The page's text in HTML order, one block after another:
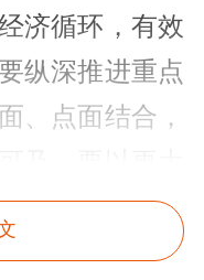
济循环，有效
纵深推进重点
、点面结合，
及。要以更大
各种显性和隐
力和潜能。